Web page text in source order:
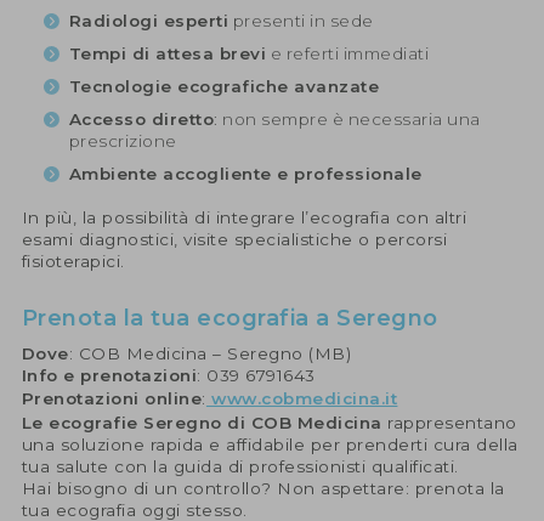
Radiologi esperti presenti in sede
Tempi di attesa brevi e referti immediati
Tecnologie ecografiche avanzate
Accesso diretto: non sempre è necessaria una
prescrizione
Ambiente accogliente e professionale
In più, la possibilità di integrare l’ecografia con altri
esami diagnostici, visite specialistiche o percorsi
fisioterapici.
Prenota la tua ecografia a Seregno
Dove: COB Medicina – Seregno (MB)
Info e prenotazioni: 039 6791643
Prenotazioni online: www.cobmedicina.it
Le ecografie Seregno di COB Medicina rappresentano
una soluzione rapida e affidabile per prenderti cura della
tua salute con la guida di professionisti qualificati.
Hai bisogno di un controllo? Non aspettare: prenota la
tua ecografia oggi stesso.